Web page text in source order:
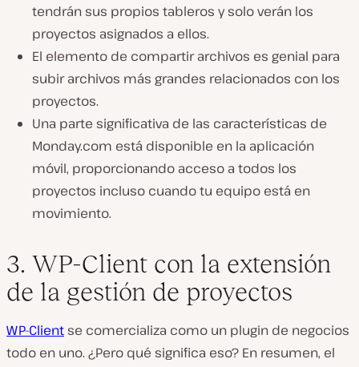
tendrán sus propios tableros y solo verán los
proyectos asignados a ellos.
El elemento de compartir archivos es genial para
subir archivos más grandes relacionados con los
proyectos.
Una parte significativa de las características de
Monday.com está disponible en la aplicación
móvil, proporcionando acceso a todos los
proyectos incluso cuando tu equipo está en
movimiento.
3. WP-Client con la extensión
de la gestión de proyectos
WP-Client se comercializa como un plugin de negocios
todo en uno. ¿Pero qué significa eso? En resumen, el